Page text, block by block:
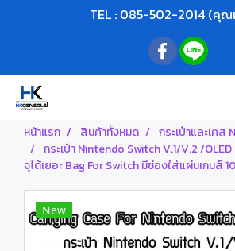
TEL : 085-502-2014 (คุ
หน้าแรก สินค้าทั้งหมด
กระเป๋าและเคส
กระเป๋า Nintendo Switch V.1/V.2 /
จุได้เยอะ Bag For Switch มีช่องใส่แผ่นเกมส์
New